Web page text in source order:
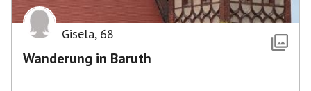
Gisela, 68
Wanderung in Baruth